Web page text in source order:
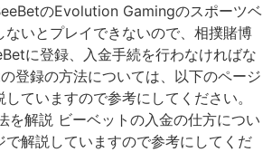
のEvolution Gamingのスポーツベ
ないとプレイできないので、相撲賭博
に登録、入金手続を行わなければな
登録の方法については、以下のページ
ていますので参考にしてください。
を解説 ビーベットの入金の仕方につい
で解説していますので参考にしてくだ